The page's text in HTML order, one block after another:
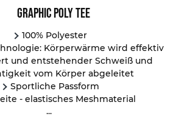
Graphic Poly Tee
100% Polyester
Körperwärme wird effektiv
und entstehender Schweiß und
vom Körper abgeleitet
Sportliche Passform
- elastisches Meshmaterial
...